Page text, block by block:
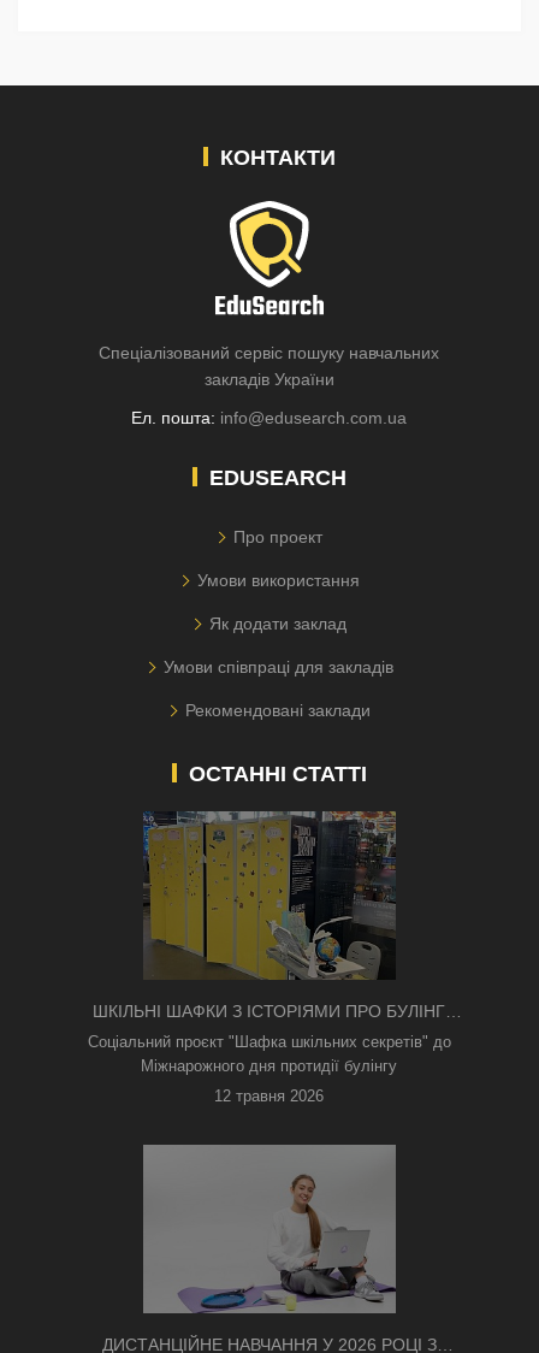
КОНТАКТИ
Спеціалізований сервіс пошуку навчальних
закладів України
Ел. пошта: info@edusearch.com.ua
EDUSEARCH
Про проект
Умови використання
Як додати заклад
Умови співпраці для закладів
Рекомендовані заклади
ОСТАННІ СТАТТІ
ШКІЛЬНІ ШАФКИ З ІСТОРІЯМИ ПРО БУЛІНГ
З'ЯВИЛИСЯ В КИЄВІ
Соціальний проєкт "Шафка шкільних секретів" до
Міжнарожного дня протидії булінгу
12 травня 2026
ДИСТАНЦІЙНЕ НАВЧАННЯ У 2026 РОЦІ З